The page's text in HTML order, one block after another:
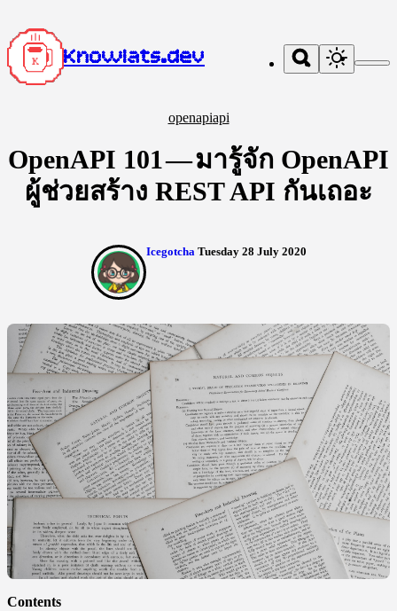
Knowlats.dev
Posts
Tags
openapiapi
OpenAPI 101 — มารู้จัก OpenAPI
ผู้ช่วยสร้าง REST API กันเถอะ
Icegotcha Tuesday 28 July 2020
Contents